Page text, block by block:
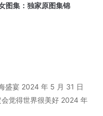
图集：独家原图集锦
盛宴 2024 年 5 月 31 日
觉得世界很美好 2024 年